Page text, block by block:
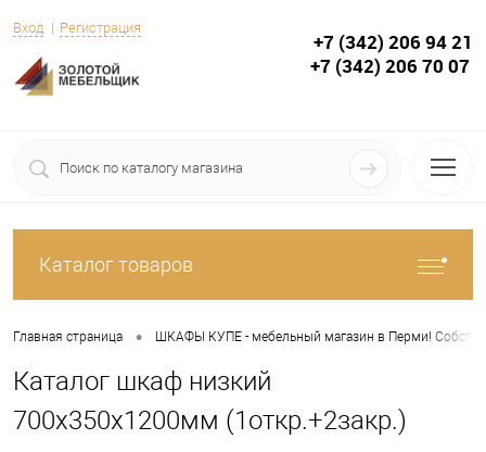
Вход Регистрация
+7 (342) 206 94 21
+7 (342) 206 70 07
Каталог товаров
Главная страница • ШКАФЫ КУПЕ - мебельный магазин в Перми!
Каталог шкаф низкий
700х350х1200мм (1откр.+2закр.)